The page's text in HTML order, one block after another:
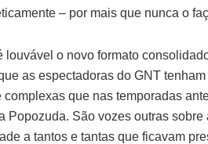
– por mais que nunca o
louvável o novo formato
as espectadoras do GNT
complexas que nas temporadas
Popozuda. São vozes outras
a tantos e tantas que ficavam